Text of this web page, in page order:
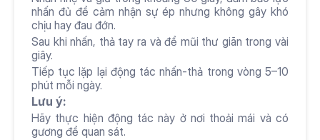
nhấn đủ để cảm nhận sự ép nhưng không gây khó
chịu hay đau đớn.
Sau khi nhấn, thả tay ra và để mũi thư giãn trong vài
giây.
Tiếp tục lặp lại động tác nhấn-thả trong vòng 5–10
phút mỗi ngày.
Lưu ý:
Hãy thực hiện động tác này ở nơi thoải mái và có
gương để quan sát.